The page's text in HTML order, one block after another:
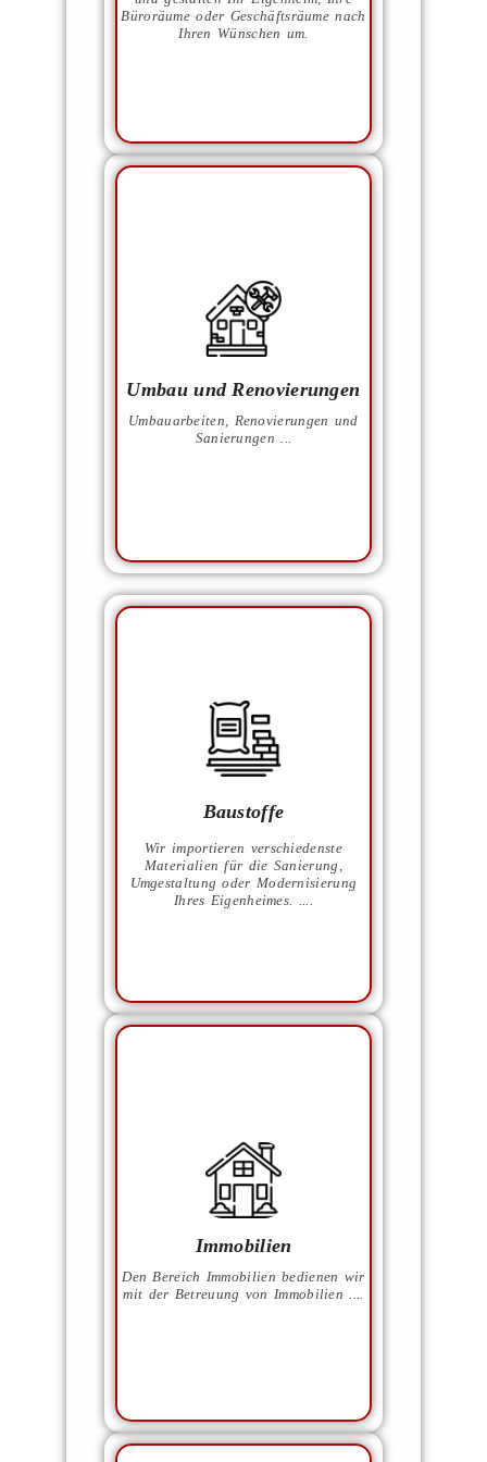
Büroräume oder Geschäftsräume nach
Ihren Wünschen um.
Unsere Priorität liegt immer
Umbau und Renovierungen
Umbauarbeiten, Renovierungen und
Sanierungen ...
Die verschiedensten
handwerklichen
Dienstleistungen umfassen viele
welche Sie auf der verlinkten
Seite finden.
Baustoffe
Wir importieren verschiedenste
Materialien für die Sanierung,
Umgestaltung oder Modernisierung
Ihres Eigenheimes. ....
Baumaterialien wie z.B.:
Porenbetonsteine.
PVC und Holzfenster
und Terrassenelemente.
Pooltechnik
Solaranlagen.
Kleinkläranlagen,
Regenwassersysteme.
und vieles mehr!
Immobilien
Den Bereich Immobilien bedienen wir
mit der Betreuung von Immobilien ....
deren Vermittlung als
Immobilienmakler.
Abwicklungen vor und
nach dem Kauf.
Veröffentlichen in
Portalen.
Verwaltung von
Ferienimmobilien